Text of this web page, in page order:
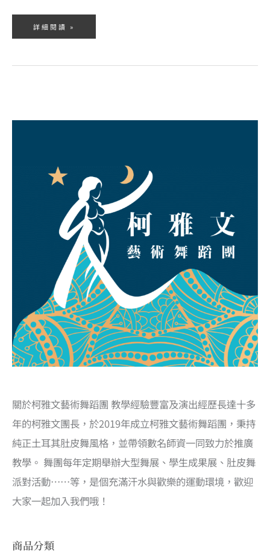
詳細閱讀 »
關於柯雅文藝術舞蹈團 教學經驗豐富及演出經歷長達十多
年的柯雅文團長，於2019年成立柯雅文藝術舞蹈團，秉持
純正土耳其肚皮舞風格，並帶領數名師資一同致力於推廣
教學。 舞團每年定期舉辦大型舞展、學生成果展、肚皮舞
派對活動……等，是個充滿汗水與歡樂的運動環境，歡迎
大家一起加入我們哦！
商品分類